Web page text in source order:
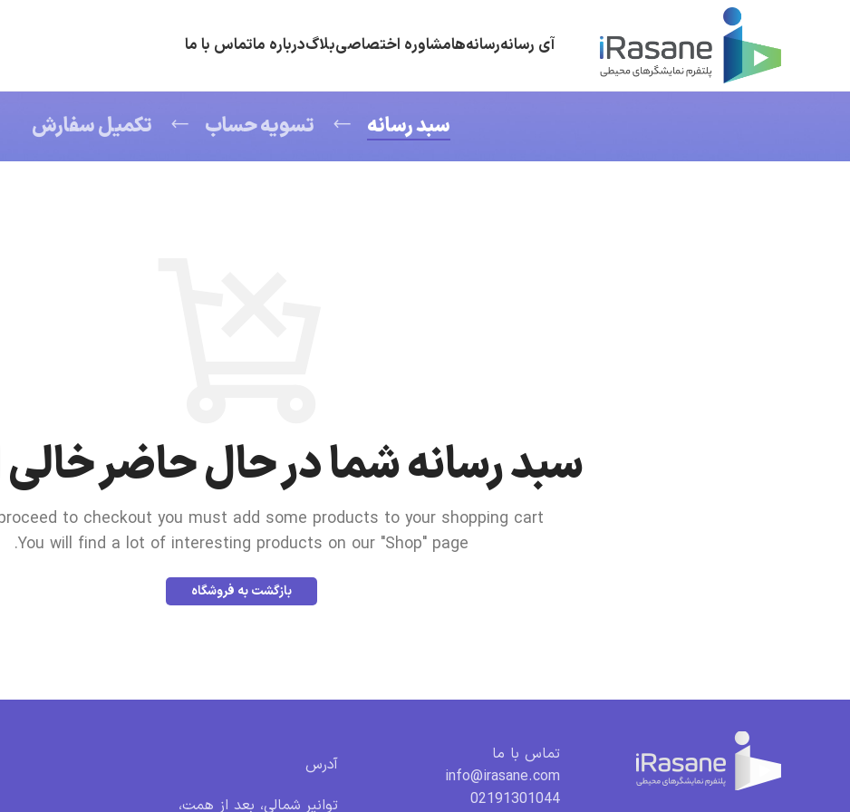
آی رسانهرسانه‌هامشاوره اختصاصیبلاگدرباره ماتماس با ما
سبد رسانه تسویه حساب تکمیل سفارش
سبد رسانه شما در حال حاضر
to checkout you must add some products to your shopping cart.
You will find a lot of interesting products on our "Shop" page.
بازگشت به فروشگاه
تماس با ما
info@irasane.com
02191301044
آدرس
توانیر شمالی، بعد از همت،